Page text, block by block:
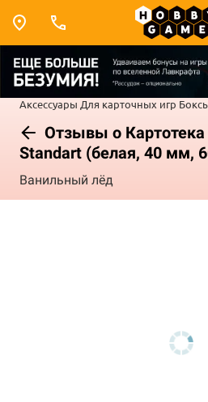
Аксессуары Для карточных игр
Отзывы о Картотека
Standart (белая, 40 мм,
Ванильный лёд